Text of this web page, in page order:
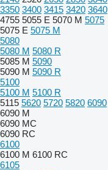
3350 3400 3415 3420 3640
4755 5055 E 5070 M 5075
5075 E 5075 M
5080
5080 M 5080 R
5085 M 5090
5090 M 5090 R
5100
5100 M 5100 R
5115 5620 5720 5820 6090
6090 M
6090 MC
6090 RC
6100
6100 M 6100 RC
6105